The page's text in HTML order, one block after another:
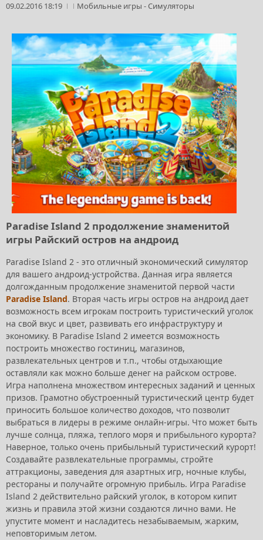
09.02.2016 18:19 Мобильные игры -Симуляторы
Paradise Island 2 продолжение знаменитой
игры Райский остров на андроид
Paradise Island 2 - это отличный экономический симулятор
для вашего андроид-устройства. Данная игра является
долгожданным продолжение знаменитой первой части
Paradise Island. Вторая часть игры остров на андроид дает
возможность всем игрокам построить туристический уголок
на свой вкус и цвет, развивать его инфраструктуру и
экономику. В Paradise Island 2 имеется возможность
построить множество гостиниц, магазинов,
развлекательных центров и т.п., чтобы отдыхающие
оставляли как можно больше денег на райском острове.
Игра наполнена множеством интересных заданий и ценных
призов. Грамотно обустроенный туристический центр будет
приносить большое количество доходов, что позволит
выбраться в лидеры в режиме онлайн-игры. Что может быть
лучше солнца, пляжа, теплого моря и прибыльного курорта?
Наверное, только очень прибыльный туристический курорт!
Создавайте развлекательные программы, стройте
аттракционы, заведения для азартных игр, ночные клубы,
рестораны и получайте огромную прибыль. Игра Paradise
Island 2 действительно райский уголок, в котором кипит
жизнь и правила этой жизни создаются лично вами. Не
упустите момент и насладитесь незабываемым, жарким,
неповторимым летом.